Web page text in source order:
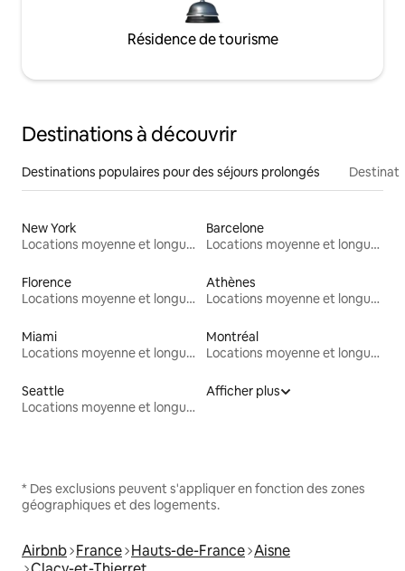
Résidence de tourisme
Destinations à découvrir
Destinations populaires pour des séjours prolongés
New York
Locations moyenne et longue durée
Barcelone
Locations moyenne et longue durée
Florence
Locations moyenne et longue durée
Athènes
Locations moyenne et longue durée
Miami
Locations moyenne et longue durée
Montréal
Locations moyenne et longue durée
Seattle
Locations moyenne et longue durée
Afficher plus
* Des exclusions peuvent s'appliquer en fonction des zones
géographiques et des logements.
Airbnb France Hauts-de-France Aisne